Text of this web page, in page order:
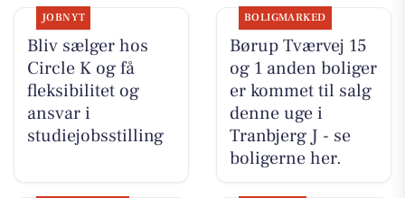
JOBNYT
Bliv sælger hos
Circle K og få
fleksibilitet og
ansvar i
studiejobsstilling
BOLIGMARKED
Børup Tværvej 15
og 1 anden boliger
er kommet til salg
denne uge i
Tranbjerg J - se
boligerne her.